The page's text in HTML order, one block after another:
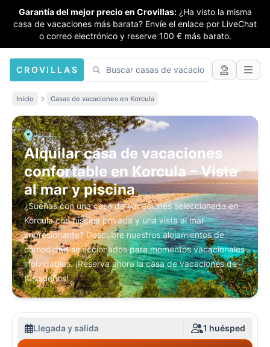
Garantía del mejor precio en Crovillas: ¿Ha visto la misma
casa de vacaciones más barata? Envíe el enlace por LiveChat
o correo electrónico y reserve 100 € más barato.
CROVILLAS
Inicio Casas de vacaciones en Korcula
Alquilar casa de vacaciones
confortable en Korcula – Vista
al mar y piscina
¿Sueñas con una casa de vacaciones seleccionada en
Korcula con piscina privada y una vista al mar
impresionante? Descubre nuestros alojamientos de
comodidad seleccionados para momentos vacacionales
inolvidables. ¡Reserva ahora la casa de vacaciones de
tus sueños!
Llegada y salida 1 huésped